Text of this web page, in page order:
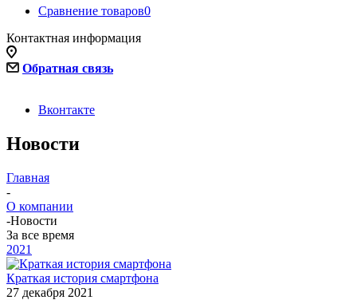
Сравнение товаров0
Контактная информация
Обратная связь
Вконтакте
Новости
Главная
-
О компании
-Новости
За все время
2021
Краткая история смартфона
27 декабря 2021